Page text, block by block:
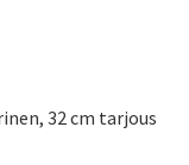
32 cm tarjous